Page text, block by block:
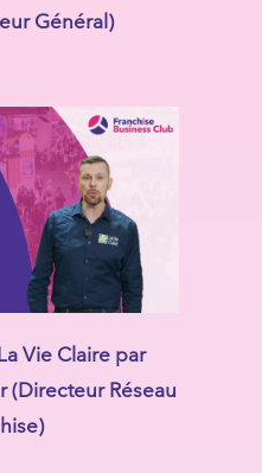
Général)
Vie Claire par
(Directeur Réseau